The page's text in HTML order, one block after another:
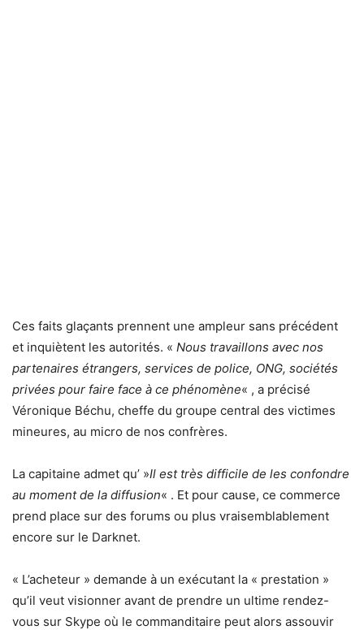
Ces faits glaçants prennent une ampleur sans précédent
et inquiètent les autorités. « Nous travaillons avec nos
partenaires étrangers, services de police, ONG, sociétés
privées pour faire face à ce phénomène« , a précisé
Véronique Béchu, cheffe du groupe central des victimes
mineures, au micro de nos confrères.
La capitaine admet qu’ »Il est très difficile de les confondre
au moment de la diffusion« . Et pour cause, ce commerce
prend place sur des forums ou plus vraisemblablement
encore sur le Darknet.
« L’acheteur » demande à un exécutant la « prestation »
qu’il veut visionner avant de prendre un ultime rendez-
vous sur Skype où le commanditaire peut alors assouvir